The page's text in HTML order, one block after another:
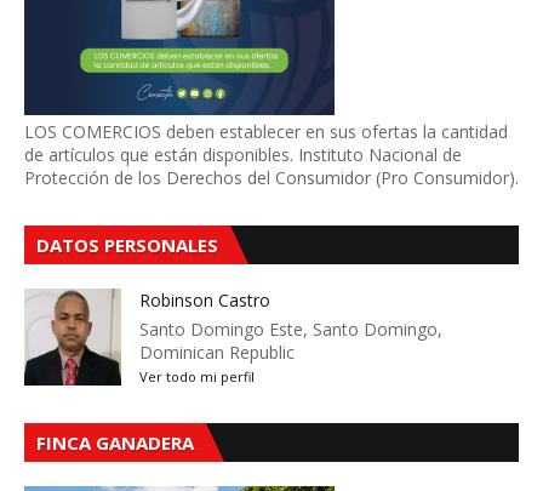
LOS COMERCIOS deben establecer en sus ofertas la cantidad
de artículos que están disponibles. Instituto Nacional de
Protección de los Derechos del Consumidor (Pro Consumidor).
DATOS PERSONALES
Robinson Castro
Santo Domingo Este, Santo Domingo,
Dominican Republic
Ver todo mi perfil
FINCA GANADERA